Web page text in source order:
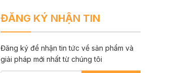
ĐĂNG KÝ NHẬN TIN
Đăng ký để nhận tin tức về sản phẩm và
giải pháp mới nhất từ chúng tôi